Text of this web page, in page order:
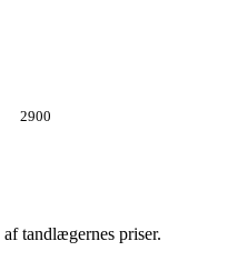
2900
af tandlægernes priser.